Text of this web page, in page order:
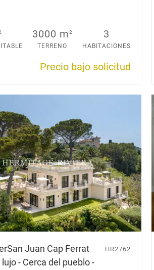
3000 m2
TERRENO
3
HABITACIONES
Precio bajo solicitud
San Juan Cap Ferrat
- Cerca del pueblo -
HR2762